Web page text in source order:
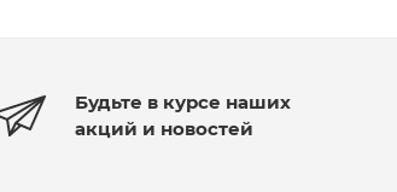
Будьте в курсе наших
акций и новостей